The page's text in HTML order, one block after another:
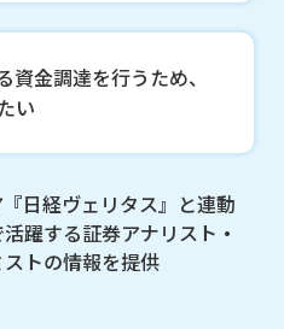
資金調達を行うため、
い
日経ヴェリタス』と連動
躍する証券アナリスト・
トの情報を提供